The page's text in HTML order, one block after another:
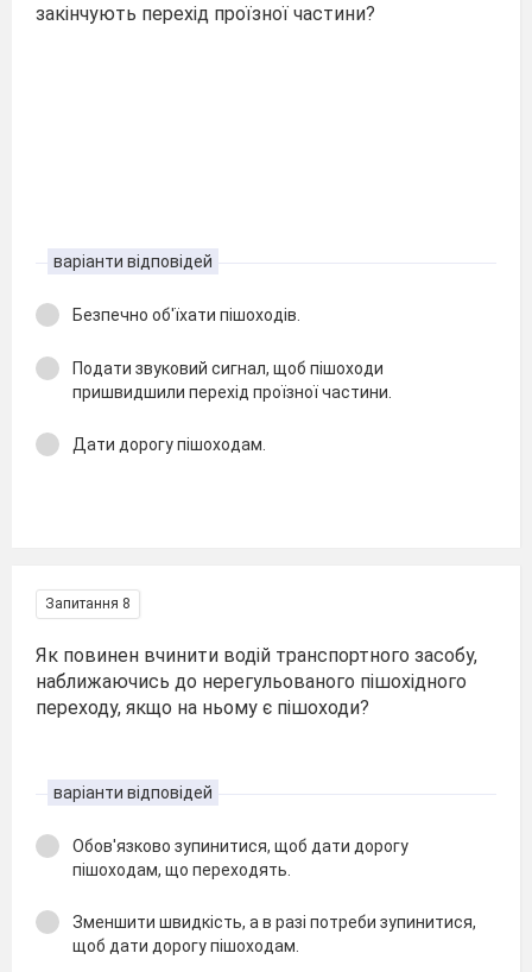
закінчують перехід проїзної частини?
варіанти відповідей
Безпечно об'їхати пішоходів.
Подати звуковий сигнал, щоб пішоходи
пришвидшили перехід проїзної частини.
Дати дорогу пішоходам.
Запитання 8
Як повинен вчинити водій транспортного засобу,
наближаючись до нерегульованого пішохідного
переходу, якщо на ньому є пішоходи?
варіанти відповідей
Обов'язково зупинитися, щоб дати дорогу
пішоходам, що переходять.
Зменшити швидкість, а в разі потреби зупинитися,
щоб дати дорогу пішоходам.